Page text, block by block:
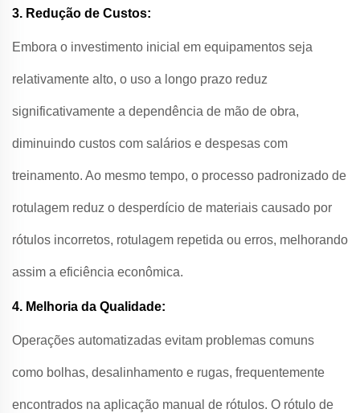
3. Redução de Custos:
Embora o investimento inicial em equipamentos seja
relativamente alto, o uso a longo prazo reduz
significativamente a dependência de mão de obra,
diminuindo custos com salários e despesas com
treinamento. Ao mesmo tempo, o processo padronizado de
rotulagem reduz o desperdício de materiais causado por
rótulos incorretos, rotulagem repetida ou erros, melhorando
assim a eficiência econômica.
4. Melhoria da Qualidade:
Operações automatizadas evitam problemas comuns
como bolhas, desalinhamento e rugas, frequentemente
encontrados na aplicação manual de rótulos. O rótulo de